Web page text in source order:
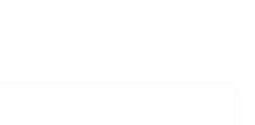
Kokon, der perfekt auf deinen